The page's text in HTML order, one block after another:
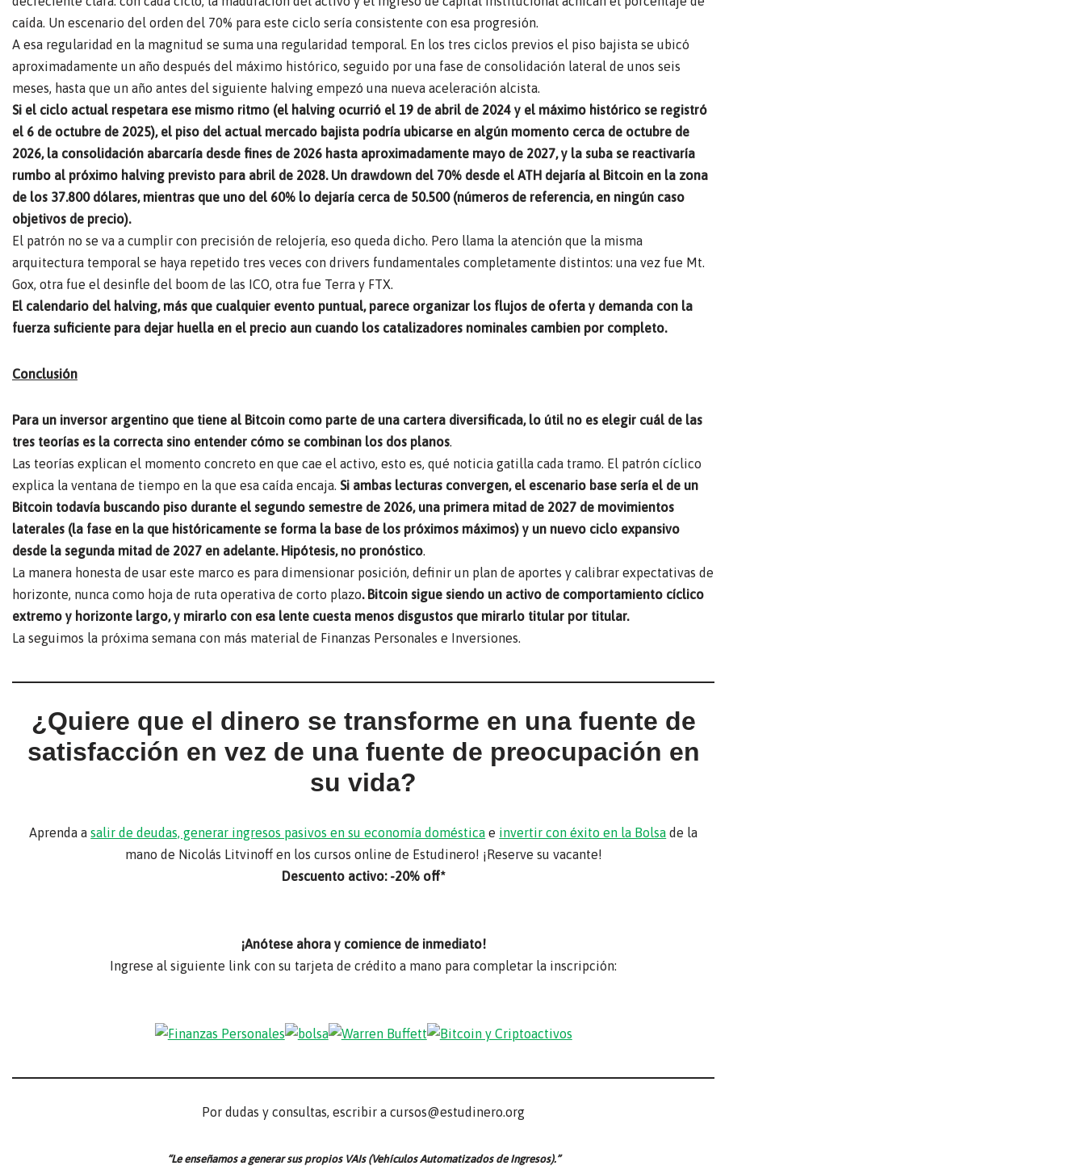
caída. Un escenario del orden del 70% para este ciclo sería consistente con esa progresión.
A esa regularidad en la magnitud se suma una regularidad temporal. En los tres ciclos previos el piso bajista se ubicó
aproximadamente un año después del máximo histórico, seguido por una fase de consolidación lateral de unos seis
meses, hasta que un año antes del siguiente halving empezó una nueva aceleración alcista.
Si el ciclo actual respetara ese mismo ritmo (el halving ocurrió el 19 de abril de 2024 y el máximo histórico se registró
el 6 de octubre de 2025), el piso del actual mercado bajista podría ubicarse en algún momento cerca de octubre de
2026, la consolidación abarcaría desde fines de 2026 hasta aproximadamente mayo de 2027, y la suba se reactivaría
rumbo al próximo halving previsto para abril de 2028. Un drawdown del 70% desde el ATH dejaría al Bitcoin en la zona
de los 37.800 dólares, mientras que uno del 60% lo dejaría cerca de 50.500 (números de referencia, en ningún caso
objetivos de precio).
El patrón no se va a cumplir con precisión de relojería, eso queda dicho. Pero llama la atención que la misma
arquitectura temporal se haya repetido tres veces con drivers fundamentales completamente distintos: una vez fue Mt.
Gox, otra fue el desinfle del boom de las ICO, otra fue Terra y FTX.
El calendario del halving, más que cualquier evento puntual, parece organizar los flujos de oferta y demanda con la
fuerza suficiente para dejar huella en el precio aun cuando los catalizadores nominales cambien por completo.
Conclusión
Para un inversor argentino que tiene al Bitcoin como parte de una cartera diversificada, lo útil no es elegir cuál de las
tres teorías es la correcta sino entender cómo se combinan los dos planos.
Las teorías explican el momento concreto en que cae el activo, esto es, qué noticia gatilla cada tramo. El patrón cíclico
explica la ventana de tiempo en la que esa caída encaja. Si ambas lecturas convergen, el escenario base sería el de un
Bitcoin todavía buscando piso durante el segundo semestre de 2026, una primera mitad de 2027 de movimientos
laterales (la fase en la que históricamente se forma la base de los próximos máximos) y un nuevo ciclo expansivo
desde la segunda mitad de 2027 en adelante. Hipótesis, no pronóstico.
La manera honesta de usar este marco es para dimensionar posición, definir un plan de aportes y calibrar expectativas de
horizonte, nunca como hoja de ruta operativa de corto plazo. Bitcoin sigue siendo un activo de comportamiento cíclico
extremo y horizonte largo, y mirarlo con esa lente cuesta menos disgustos que mirarlo titular por titular.
La seguimos la próxima semana con más material de Finanzas Personales e Inversiones.
¿Quiere que el dinero se transforme en una fuente de
satisfacción en vez de una fuente de preocupación en
su vida?
Aprenda a salir de deudas, generar ingresos pasivos en su economía doméstica e invertir con éxito en la Bolsa de la
mano de Nicolás Litvinoff en los cursos online de Estudinero! ¡Reserve su vacante!
Descuento activo: -20% off*
¡Anótese ahora y comience de inmediato!
Ingrese al siguiente link con su tarjeta de crédito a mano para completar la inscripción:
Por dudas y consultas, escribir a cursos@estudinero.org
“Le enseñamos a generar sus propios VAIs (Vehículos Automatizados de Ingresos).”